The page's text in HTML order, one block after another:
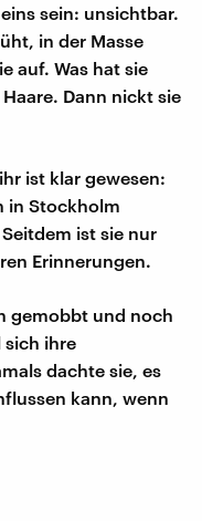
sein: unsichtbar.
in der Masse
auf. Was hat sie
Dann nickt sie
ist klar gewesen:
in Stockholm
ist sie nur
Erinnerungen.
gemobbt und noch
sich ihre
dachte sie, es
kann, wenn